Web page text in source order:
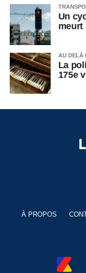
Un
meurt
AU DELÀ
La
175e
À PROPOS